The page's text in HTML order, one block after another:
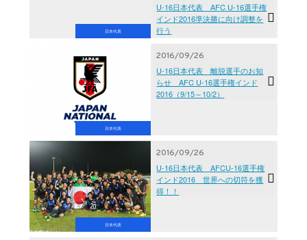
日本代表
U-16日本代表 AFC U-16選手権
インド2016準決勝に向け調整を
行う
日本代表
2016/09/26
U-16日本代表 離脱選手のお知
らせ AFC U-16選手権インド
2016（9/15～10/2）
日本代表
2016/09/26
U-16日本代表 AFCU-16選手権
インド2016 世界への切符を獲
得！！